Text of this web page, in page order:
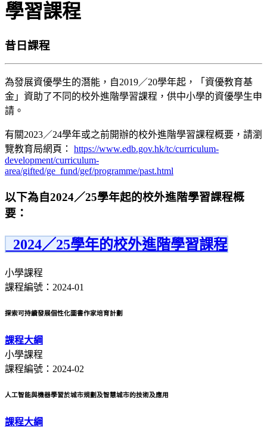
學習課程
昔日課程
為發展資優學生的潛能，自2019／20學年起，「資優教育基
金」資助了不同的校外進階學習課程，供中小學的資優學生申
請。
有關2023／24學年或之前開辦的校外進階學習課程概要，請瀏
覽教育局網頁： https://www.edb.gov.hk/tc/curriculum-
development/curriculum-
area/gifted/ge_fund/gef/programme/past.html
以下為自2024／25學年起的校外進階學習課程概
要：
2024／25學年的校外進階學習課程
小學課程
課程編號：2024-01
探索可持續發展個性化圖書作家培育計劃
課程大綱
小學課程
課程編號：2024-02
人工智能與機器學習於城市規劃及智慧城市的技術及應用
課程大綱